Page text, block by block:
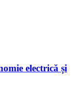
electrică și